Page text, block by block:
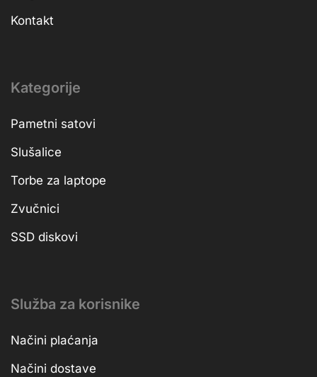
Kontakt
Kategorije
Pametni satovi
Slušalice
Torbe za laptope
Zvučnici
SSD diskovi
Služba za korisnike
Načini plaćanja
Načini dostave